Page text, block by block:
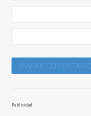
Publicidad